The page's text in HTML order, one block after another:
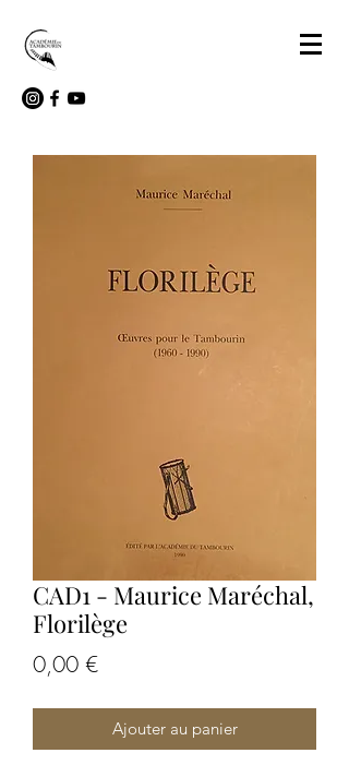
CAD1 - Maurice Maréchal,
Florilège
0,00 €Prix
Ajouter au panier